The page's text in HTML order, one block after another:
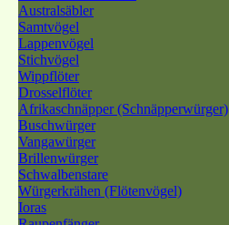
Australsäbler
Samtvögel
Lappenvögel
Stichvögel
Wippflöter
Drosselflöter
Afrikaschnäpper (Schnäpperwürger)
Buschwürger
Vangawürger
Brillenwürger
Schwalbenstare
Würgerkrähen (Flötenvögel)
Ioras